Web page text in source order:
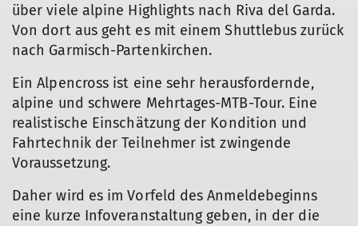
über viele alpine Highlights nach Riva del Garda.
Von dort aus geht es mit einem Shuttlebus zurück
nach Garmisch-Partenkirchen.
Ein Alpencross ist eine sehr herausfordernde,
alpine und schwere Mehrtages-MTB-Tour. Eine
realistische Einschätzung der Kondition und
Fahrtechnik der Teilnehmer ist zwingende
Voraussetzung.
Daher wird es im Vorfeld des Anmeldebeginns
eine kurze Infoveranstaltung geben, in der die